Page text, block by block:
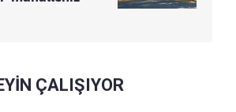
ÇALIŞIYOR